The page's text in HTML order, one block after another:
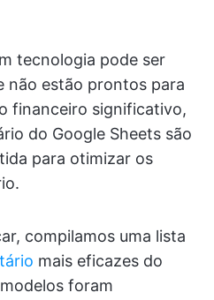
tecnologia pode ser
não estão prontos para
financeiro significativo,
do Google Sheets são
para otimizar os
compilamos uma lista
mais eficazes do
foram